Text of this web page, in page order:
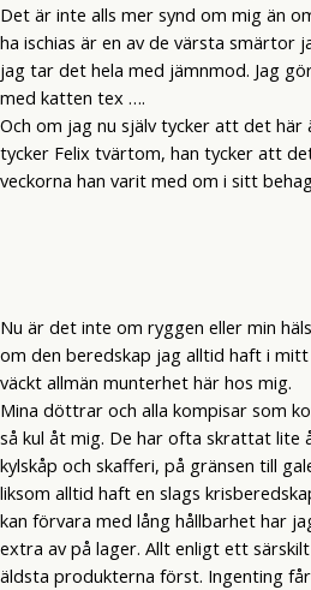
Det är inte alls mer synd om mig än
ha ischias är en av de värsta smärtor
jag tar det hela med jämnmod. Jag
med katten tex ….
Och om jag nu själv tycker att det här
tycker Felix tvärtom, han tycker att
veckorna han varit med om i sitt
Nu är det inte om ryggen eller min
om den beredskap jag alltid haft i
väckt allmän munterhet här hos mig.
Mina döttrar och alla kompisar som
så kul åt mig. De har ofta skrattat
kylskåp och skafferi, på gränsen till
liksom alltid haft en slags
kan förvara med lång hållbarhet har
extra av på lager. Allt enligt ett
äldsta produkterna först. Ingenting